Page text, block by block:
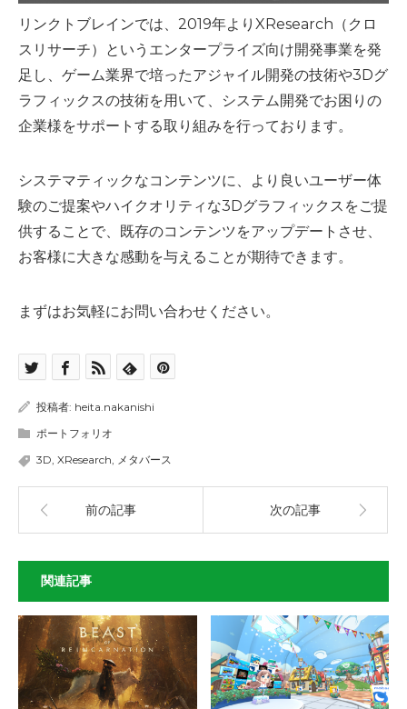
リンクトブレインでは、2019年よりXResearch（クロ
スリサーチ）というエンタープライズ向け開発事業を発
足し、ゲーム業界で培ったアジャイル開発の技術や3Dグ
ラフィックスの技術を用いて、システム開発でお困りの
企業様をサポートする取り組みを行っております。
システマティックなコンテンツに、より良いユーザー体
験のご提案やハイクオリティな3Dグラフィックスをご提
供することで、既存のコンテンツをアップデートさせ、
お客様に大きな感動を与えることが期待できます。
まずはお気軽にお問い合わせください。
投稿者: heita.nakanishi
ポートフォリオ
3D XResearch メタバース
前の記事 次の記事
関連記事